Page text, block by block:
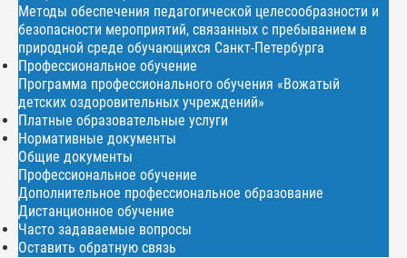
Методы обеспечения педагогической целесообразности и
безопасности мероприятий, связанных с пребыванием в
природной среде обучающихся Санкт-Петербурга
Профессиональное обучение
Программа профессионального обучения «Вожатый
детских оздоровительных учреждений»
Платные образовательные услуги
Нормативные документы
Общие документы
Профессиональное обучение
Дополнительное профессиональное образование
Дистанционное обучение
Часто задаваемые вопросы
Оставить обратную связь